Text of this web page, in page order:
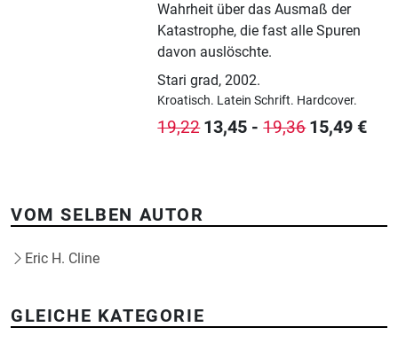
Wahrheit über das Ausmaß der
Katastrophe, die fast alle Spuren
davon auslöschte.
Stari grad,2002.
Kroatisch. Latein Schrift. Hardcover.
19,22 13,45 -19,36 15,49 €
VOM SELBEN AUTOR
Eric H. Cline
GLEICHE KATEGORIE